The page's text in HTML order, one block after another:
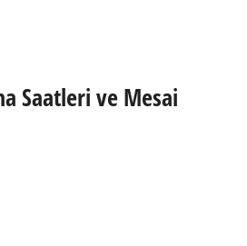
Saatleri ve Mesai